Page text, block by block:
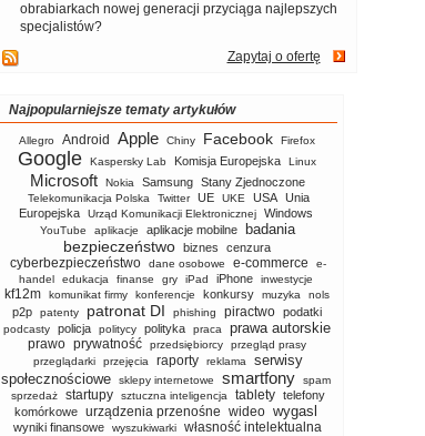
obrabiarkach nowej generacji przyciąga najlepszych
specjalistów?
Zapytaj o ofertę
Najpopularniejsze tematy artykułów
Allegro Android Apple Chiny Facebook Firefox
Google Kaspersky Lab Komisja Europejska Linux
Microsoft Nokia Samsung Stany Zjednoczone
Telekomunikacja Polska Twitter UE UKE USA
Unia
Europejska
Urząd Komunikacji Elektronicznej Windows
YouTube aplikacje aplikacje mobilne badania
bezpieczeństwo biznes cenzura
cyberbezpieczeństwo dane osobowe e-commerce
e-
handel
edukacja finanse gry iPad iPhone inwestycje
kf12m komunikat firmy konferencje konkursy muzyka nols
p2p patenty patronat DI phishing piractwo podatki
podcasty policja politycy polityka praca prawa autorskie
prawo prywatność przedsiębiorcy
przegląd prasy
przeglądarki
przejęcia raporty reklama
serwisy
społecznościowe
sklepy internetowe smartfony
spam
sprzedaż
startupy sztuczna inteligencja tablety telefony
komórkowe urządzenia przenośne wideo wygasl
wyniki finansowe wyszukiwarki własność intelektualna